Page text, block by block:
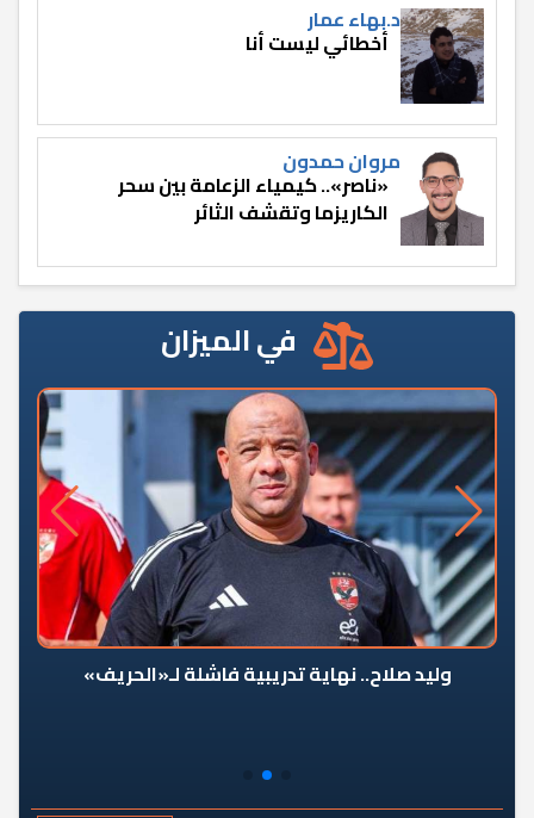
د.بهاء عمار
أخطائي ليست أنا
مروان حمدون
«ناصر».. كيمياء الزعامة بين سحر
الكاريزما وتقشف الثائر
في الميزان
وليد صلاح.. نهاية تدريبية فاشلة لـ«الحريف»